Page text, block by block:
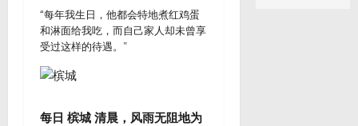
“每年我生日，他都会特地煮红鸡蛋
和淋面给我吃，而自己家人却未曾享
受过这样的待遇。”
每日 槟城 清晨，风雨无阻地为